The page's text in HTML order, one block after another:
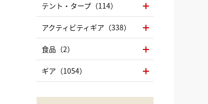
テント・タープ（114）
アクティビティギア（338）
食品（2）
ギア（1054）